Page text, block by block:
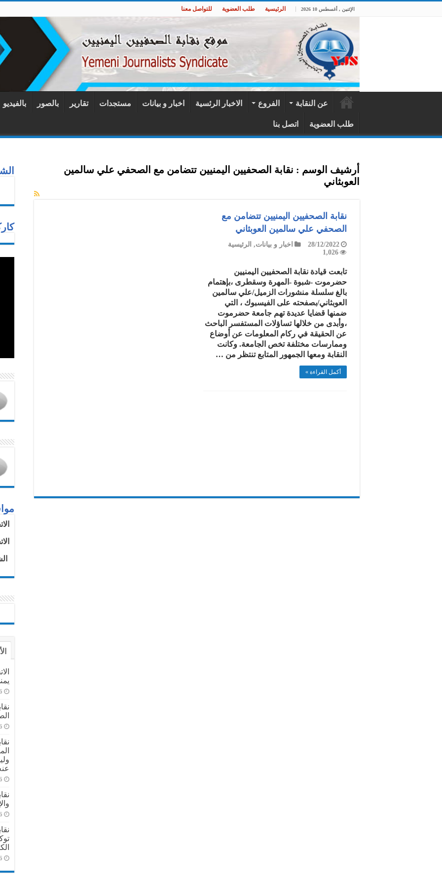
الإثنين , أغسطس 10 2026 الرئيسية طلب العضوية للتواصل معنا
عن النقابة الفروع الاخبار الرئسية اخبار و بيانات مستجدات تقارير بالصور بالفيديو
طلب العضوية اتصل بنا
أرشيف الوسم : نقابة الصحفيين اليمنيين تتضامن مع الصحفي علي سالمين
العوبثاني
نقابة الصحفيين اليمنيين تتضامن مع
الصحفي علي سالمين العوبثاني
28/12/2022 اخبار و بيانات, الرئيسية
1,026
تابعت قيادة نقابة الصحفيين اليمنيين
حضرموت -شبوة -المهرة وسقطرى ،بإهتمام
بالغ سلسلة منشورات الزميل/علي سالمين
العوبثاني/بصفحته على الفيسبوك ، التي
ضمنها قضايا عديدة تهم جامعة حضرموت
،وأبدى من خلالها تساؤلات المستفسر الباحث
عن الحقيقة في ركام المعلومات عن أوضاع
وممارسات مختلفة تخص الجامعة. وكانت
النقابة ومعها الجمهور المتابع تنتظر من …
أكمل القراءة »